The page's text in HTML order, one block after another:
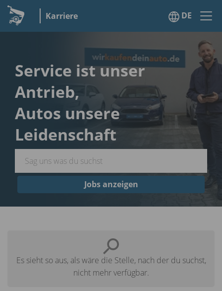
Karriere DE
Service ist unser
Antrieb,
Autos unsere
Leidenschaft
Jobs anzeigen
Es sieht so aus, als wäre die Stelle, nach der du suchst,
nicht mehr verfügbar.